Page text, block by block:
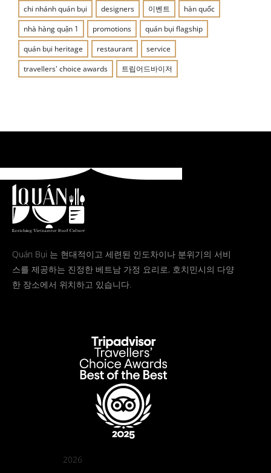
chi nhánh quán bụi
designers 이벤트
hàn quốc
nhà hàng quận 1
promotions
quán bụi flagship
quán bụi heritage
restaurant
service
travellers' choice awards
트립어드바이저
Quán Bụi 는 현대적이고 세련된 인도차이나 분위기의 서비
스를 제공하는 진정한 베트남 가정 요리로, 호치민시의 다양
한 장소에서 위치하고 있습니다.
2026